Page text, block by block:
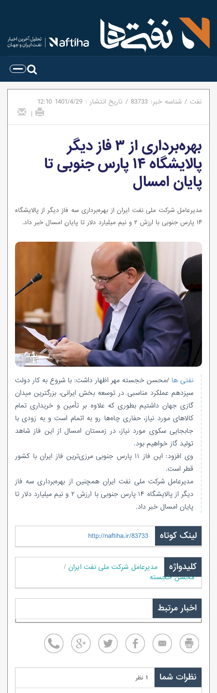
نفت / شناسه خبر: 83733
/ تاریخ انتشار : 1401/4/29
12:10
|
بهره‌برداری از ۳ فاز دیگر
پالایشگاه ۱۴ پارس جنوبی تا
پایان امسال
مدیرعامل شرکت ملی نفت ایران از بهره‌برداری سه فاز دیگر از پالایشگاه
۱۴ پارس جنوبی با ارزش ۲ و نیم میلیارد دلار تا پایان امسال خبر داد.
نفتی ها /محسن خجسته مهر اظهار داشت: با شروع به کار دولت
سیزدهم عملکرد مناسبی در توسعه بخش ایرانی، بزرگترین میدان
گازی جهان داشتیم بطوری که علاوه بر تأمینو خریداری تمام
کالاهای مورد نیاز، حفاری چاه‌ها رو به اتمام است و به زودی با
جابجایی سکوی مورد نیاز، در زمستان امسال از این فاز شاهد
تولید گاز خواهیم بود.
وی افزود: این فاز ۱۱ پارس جنوبی مرزی‌ترین فاز ایران با کشور
قطر است.
مدیرعامل شرکت ملی نفت ایران همچنین از بهره‌برداری سه فاز
دیگر از پالایشگاه ۱۴ پارس جنوبی با ارزش ۲ و نیم میلیارد دلار تا
پایان امسال خبر داد.
لینک کوتاه http://naftiha.ir/83733
کلیدواژه
مدیرعامل شرکت ملی نفت ایران
محسن خجسته
اخبار مرتبط
نظرات شما 1 نظر